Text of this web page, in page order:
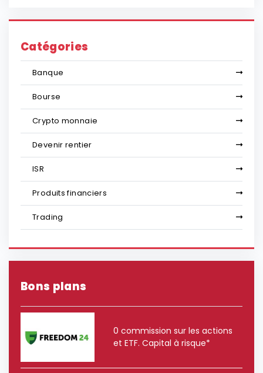
Catégories
Banque
Bourse
Crypto monnaie
Devenir rentier
ISR
Produits financiers
Trading
Bons plans
0 commission sur les actions
et ETF. Capital à risque*